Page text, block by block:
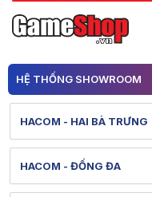
HỆ THỐNG SHOWROOM
HACOM - HAI BÀ TRƯNG
Hình ảnh thực tế từ showroom
Xem bản đồ đường đi
HACOM - ĐỐNG ĐA